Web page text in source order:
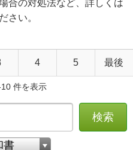
合の対処法など、詳しくは
さい。
4 5 最後
件を表示
検索